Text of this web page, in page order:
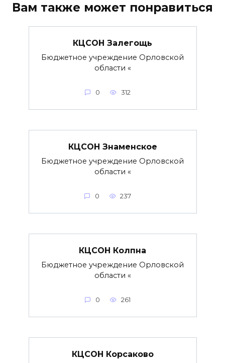
Вам также может понравиться
КЦСОН Залегощь
Бюджетное учреждение Орловской
области «
0 312
КЦСОН Знаменское
Бюджетное учреждение Орловской
области «
0 237
КЦСОН Колпна
Бюджетное учреждение Орловской
области «
0 261
КЦСОН Корсаково